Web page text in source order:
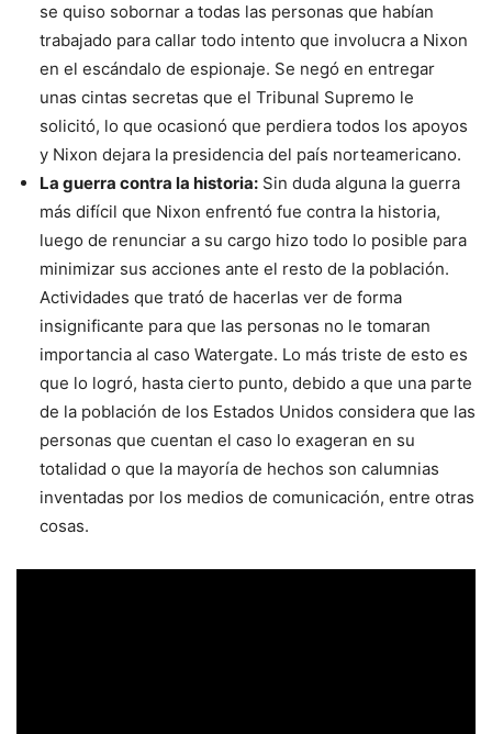
se quiso sobornar a todas las personas que habían
trabajado para callar todo intento que involucra a Nixon
en el escándalo de espionaje. Se negó en entregar
unas cintas secretas que el Tribunal Supremo le
solicitó, lo que ocasionó que perdiera todos los apoyos
y Nixon dejara la presidencia del país norteamericano.
La guerra contra la historia: Sin duda alguna la guerra
más difícil que Nixon enfrentó fue contra la historia,
luego de renunciar a su cargo hizo todo lo posible para
minimizar sus acciones ante el resto de la población.
Actividades que trató de hacerlas ver de forma
insignificante para que las personas no le tomaran
importancia al caso Watergate. Lo más triste de esto es
que lo logró, hasta cierto punto, debido a que una parte
de la población de los Estados Unidos considera que las
personas que cuentan el caso lo exageran en su
totalidad o que la mayoría de hechos son calumnias
inventadas por los medios de comunicación, entre otras
cosas.